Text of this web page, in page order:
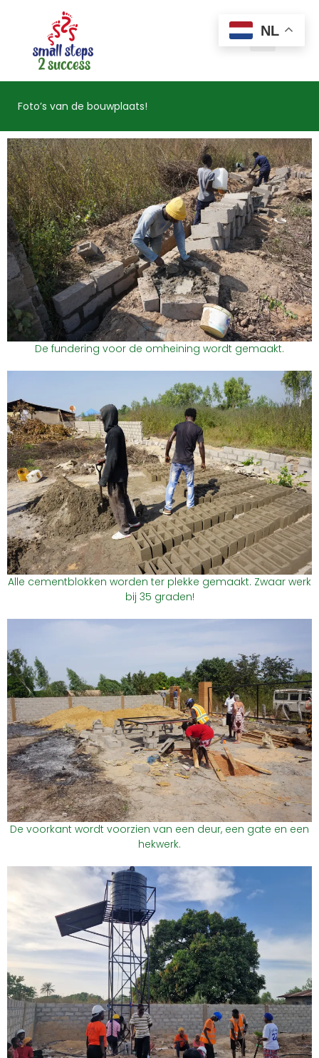
Foto’s van de bouwplaats!
De fundering voor de omheining wordt gemaakt.
Alle cementblokken worden ter plekke gemaakt. Zwaar werk
bij 35 graden!
De voorkant wordt voorzien van een deur, een gate en een
hekwerk.
NL